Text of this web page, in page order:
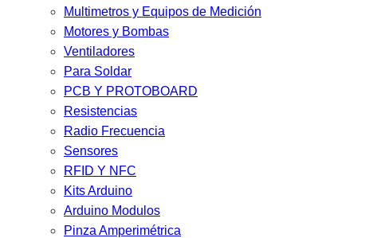
Multimetros y Equipos de Medición
Motores y Bombas
Ventiladores
Para Soldar
PCB Y PROTOBOARD
Resistencias
Radio Frecuencia
Sensores
RFID Y NFC
Kits Arduino
Arduino Modulos
Pinza Amperimétrica